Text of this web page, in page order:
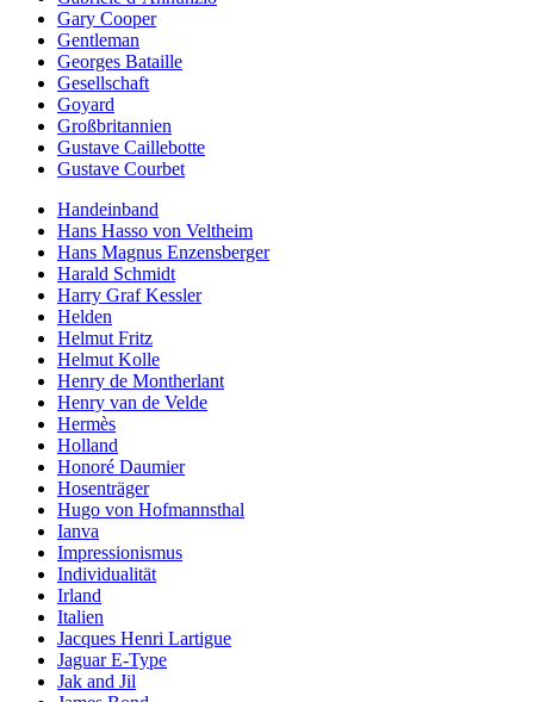
Gary Cooper
Gentleman
Georges Bataille
Gesellschaft
Goyard
Großbritannien
Gustave Caillebotte
Gustave Courbet
Handeinband
Hans Hasso von Veltheim
Hans Magnus Enzensberger
Harald Schmidt
Harry Graf Kessler
Helden
Helmut Fritz
Helmut Kolle
Henry de Montherlant
Henry van de Velde
Hermès
Holland
Honoré Daumier
Hosenträger
Hugo von Hofmannsthal
Ianva
Impressionismus
Individualität
Irland
Italien
Jacques Henri Lartigue
Jaguar E-Type
Jak and Jil